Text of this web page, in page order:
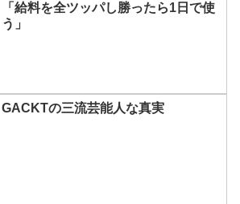
「給料を全ツッパし勝ったら1日で使
う」
GACKTの三流芸能人な真実